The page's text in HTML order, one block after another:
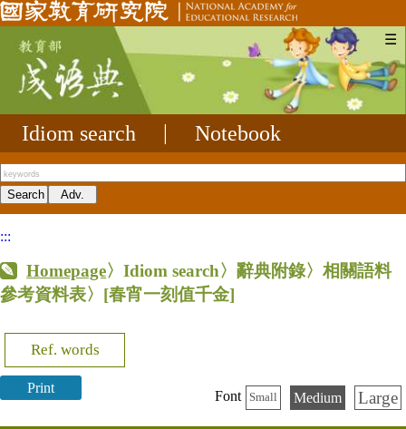
☰
Idiom search Notebook
:::
Homepage〉Idiom search〉辭典附錄〉相關語料
參考資料表〉 [春宵一刻值千金]
Ref. words
Print
Font Small Medium Large